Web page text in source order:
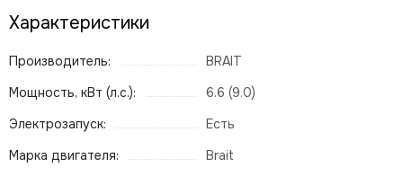
Характеристики
Производитель:
BRAIT
Мощность, кВт (л.с.):
6.6 (9.0)
Электрозапуск:
Есть
Марка двигателя:
Brait